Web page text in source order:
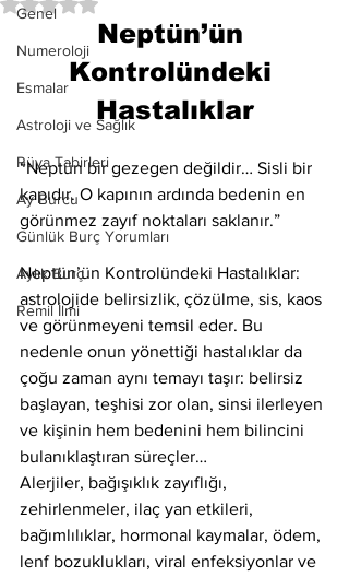
Genel
Numeroloji
Esmalar
Astroloji ve Sağlık
Rüya Tabirleri
Ay Burcu
Günlük Burç Yorumları
Aylık Burç
Remil İlmi
Neptün’ün
Kontrolündeki
Hastalıklar
“Neptün bir gezegen değildir… Sisli bir
kapıdır. O kapının ardında bedenin en
görünmez zayıf noktaları saklanır.”
Neptün’ün Kontrolündeki Hastalıklar:
astrolojide belirsizlik, çözülme, sis, kaos
ve görünmeyeni temsil eder. Bu
nedenle onun yönettiği hastalıklar da
çoğu zaman aynı temayı taşır: belirsiz
başlayan, teşhisi zor olan, sinsi ilerleyen
ve kişinin hem bedenini hem bilincini
bulanıklaştıran süreçler…
Alerjiler, bağışıklık zayıflığı,
zehirlenmeler, ilaç yan etkileri,
bağımlılıklar, hormonal kaymalar, ödem,
lenf bozuklukları, viral enfeksiyonlar ve